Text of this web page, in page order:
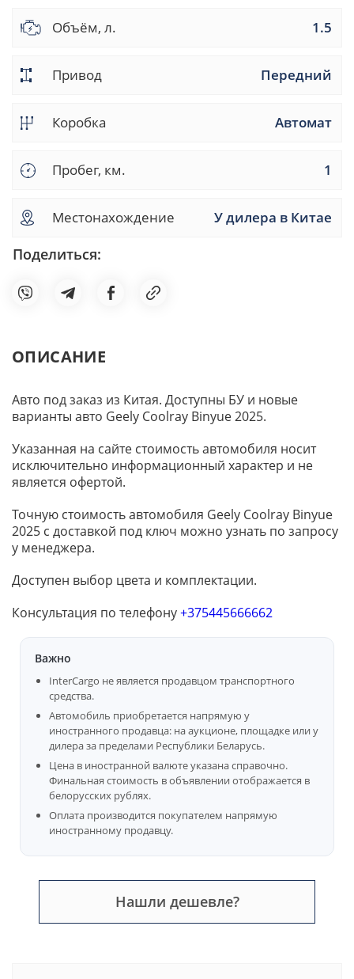
Объём, л. 1.5
Привод Передний
Коробка Автомат
Пробег, км. 1
Местонахождение У дилера в Китае
Поделиться:
ОПИСАНИЕ
Авто под заказ из Китая. Доступны БУ и новые
варианты авто Geely Coolray Binyue 2025.
Указанная на сайте стоимость автомобиля носит
исключительно информационный характер и не
является офертой.
Точную стоимость автомобиля Geely Coolray Binyue
2025 с доставкой под ключ можно узнать по запросу
у менеджера.
Доступен выбор цвета и комплектации.
Консультация по телефону+375445666662
Важно
InterCargo не является продавцом транспортного
средства.
Автомобиль приобретается напрямую у
иностранного продавца: на аукционе, площадке или у
дилера за пределами Республики Беларусь.
Цена в иностранной валюте указана справочно.
Финальная стоимость в объявлении отображается в
белорусских рублях.
Оплата производится покупателем напрямую
иностранному продавцу.
Нашли дешевле?